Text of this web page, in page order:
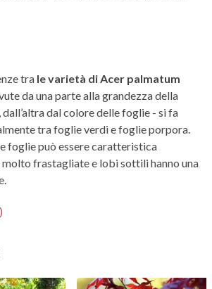
tra le varietà di Acer palmatum
da una parte alla grandezza della
dal colore delle foglie - si fa
tra foglie verdi e foglie porpora.
foglie può essere caratteristica
frastagliate e lobi sottili hanno una